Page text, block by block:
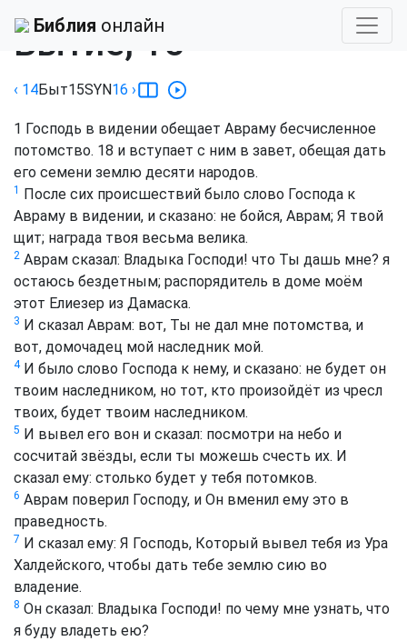
Библия онлайн
Бытие, 15
‹ 14Быт15SYN16 ›
1 Господь в видении обещает Авраму бесчисленное
потомство. 18 и вступает с ним в завет, обещая дать
его семени землю десяти народов.
1 После сих происшествий было слово Господа к
Авраму в видении, и сказано: не бойся, Аврам; Я твой
щит; награда твоя весьма велика.
2 Аврам сказал: Владыка Господи! что Ты дашь мне? я
остаюсь бездетным; распорядитель в доме моём
этот Елиезер из Дамаска.
3 И сказал Аврам: вот, Ты не дал мне потомства, и
вот, домочадец мой наследник мой.
4И было слово Господа к нему, и сказано: не будет он
твоим наследником, но тот, кто произойдёт из чресл
твоих, будет твоим наследником.
5 И вывел его вон и сказал: посмотри на небо и
сосчитай звёзды, если ты можешь счесть их. И
сказал ему: столько будет у тебя потомков.
6 Аврам поверил Господу, и Он вменил ему это в
праведность.
7 И сказал ему: Я Господь, Который вывел тебя из Ура
Халдейского, чтобы дать тебе землю сию во
владение.
8 Он сказал: Владыка Господи! по чему мне узнать, что
я буду владеть ею?